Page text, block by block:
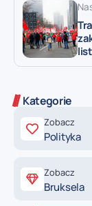
Kategorie
Zobacz
Polityka
Zobacz
Bruksela